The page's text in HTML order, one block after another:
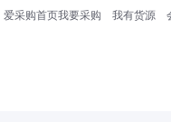
爱采购首页我要采购 我有货源